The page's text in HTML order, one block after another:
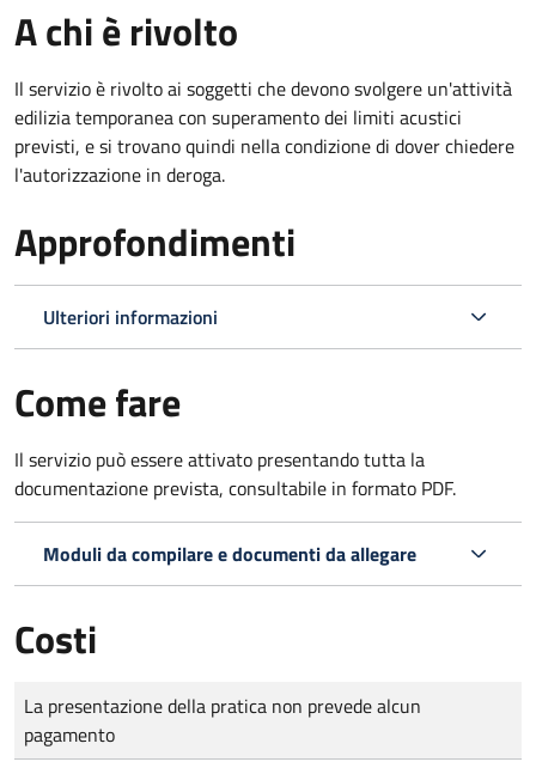
A chi è rivolto
Il servizio è rivolto ai soggetti che devono svolgere un'attività
edilizia temporanea con superamento dei limiti acustici
previsti, e si trovano quindi nella condizione di dover chiedere
l'autorizzazione in deroga.
Approfondimenti
Ulteriori informazioni
Come fare
Il servizio può essere attivato presentando tutta la
documentazione prevista, consultabile in formato PDF.
Moduli da compilare e documenti da allegare
Costi
Tipo di pagamento
Importo
La presentazione della pratica non prevede alcun
pagamento